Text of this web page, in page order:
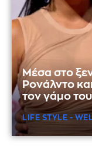
Μέσα στο
Ρονάλντο
τον γάμο
LIFE STYLE -